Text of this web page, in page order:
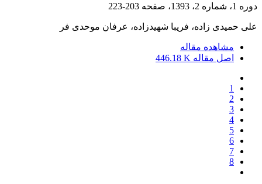
دوره 1، شماره 2، 1393، صفحه 203-223
علی حمیدی زاده، فریبا شهیدزاده، عرفان موحدی فر
مشاهده مقاله
اصل مقاله 446.18 K
1
2
3
4
5
6
7
8